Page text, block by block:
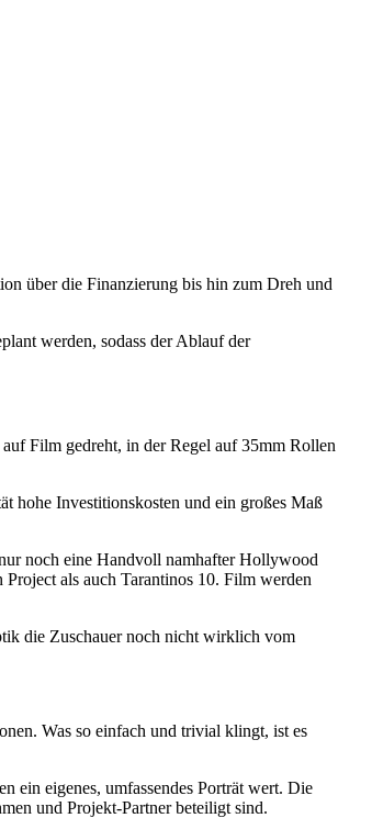
über die Finanzierung bis hin zum Dreh und
werden, sodass der Ablauf der
Film gedreht, in der Regel auf 35mm Rollen
hohe Investitionskosten und ein großes Maß
noch eine Handvoll namhafter Hollywood
als auch Tarantinos 10. Film werden
die Zuschauer noch nicht wirklich vom
Was so einfach und trivial klingt, ist es
ein eigenes, umfassendes Porträt wert. Die
und Projekt-Partner beteiligt sind.